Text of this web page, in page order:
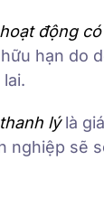
động
hạn do
lýlà
nghiệp sẽ